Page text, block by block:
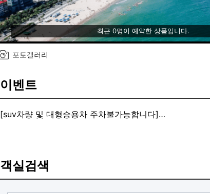
최근 0명이 예약한 상품입니다.
포토갤러리
이벤트
[suv차량 및 대형승용차 주차불가능합니다]
객실검색